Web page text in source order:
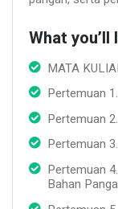
What you’ll
MATA
Pertemuan
Pertemuan
Pertemuan
Pertemuan
Bahan